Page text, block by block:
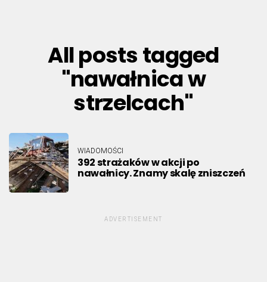
All posts tagged
"nawałnica w
strzelcach"
WIADOMOŚCI
392 strażaków w akcji po
nawałnicy. Znamy skalę zniszczeń
ADVERTISEMENT